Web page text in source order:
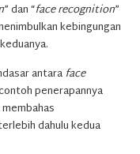
” dan “face recognition”
kebingungan
antara face
penerapannya
dahulu kedua